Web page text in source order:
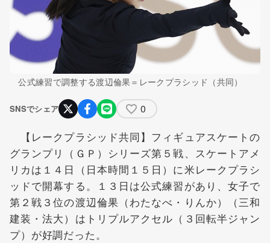
公式練習で調整する渡辺倫果＝レークプラシッド（共同）
SNSでシェア 0
【レークプラシッド共同】フィギュアスケートの
グランプリ（ＧＰ）シリーズ第５戦、スケートアメ
リカは１４日（日本時間１５日）に米レークプラシ
ッドで開幕する。１３日は公式練習があり、女子で
第２戦３位の渡辺倫果 （わたなべ・りんか）（三和
建装・法大）はトリプルアクセル（３回転半ジャン
プ）が好調だった。